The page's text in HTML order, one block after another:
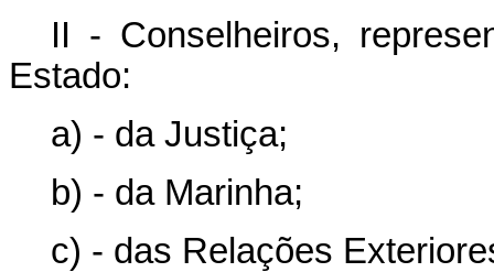
II - Conselheiros,
Estado:
a) - da Justiça;
b) - da Marinha;
c) - das Relações